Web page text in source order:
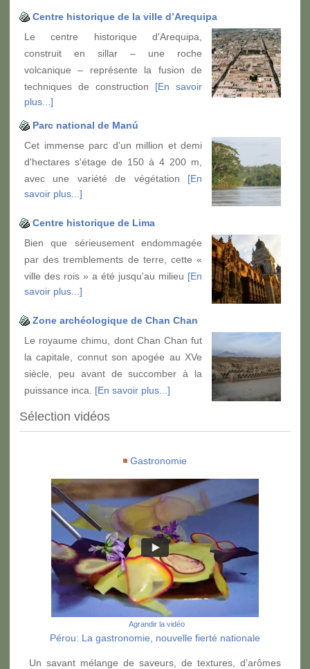
Centre historique de la ville d’Arequipa
Le centre historique d'Arequipa,
construit en sillar – une roche
volcanique – représente la fusion de
techniques de construction [En savoir
plus...]
Parc national de Manú
Cet immense parc d'un million et demi
d'hectares s'étage de 150 à 4 200 m,
avec une variété de végétation [En
savoir plus...]
Centre historique de Lima
Bien que sérieusement endommagée
par des tremblements de terre, cette «
ville des rois » a été jusqu'au milieu [En
savoir plus...]
Zone archéologique de Chan Chan
Le royaume chimu, dont Chan Chan fut
la capitale, connut son apogée au XVe
siècle, peu avant de succomber à la
puissance inca. [En savoir plus...]
Sélection vidéos
Gastronomie
Agrandir la vidéo
Pérou: La gastronomie, nouvelle fierté nationale
Un savant mélange de saveurs, de textures, d’arômes